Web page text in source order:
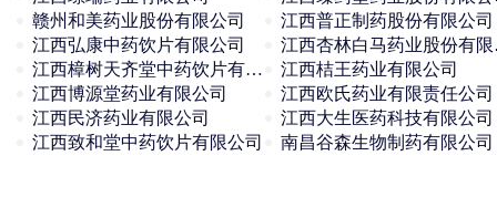
赣州和美药业股份有限公司
江西普正制药股份有限公司
江西弘康中药饮片有限公司
江
江西樟树天齐堂中药饮片有限公司
江西桔王药业有限公司
江西博源堂药业有限公司
江西欧氏药业有限责任公司
江西民济药业有限公司
江西大生医药科技有限公司
江西致和堂中药饮片有限公司
南昌谷森生物制药有限公司